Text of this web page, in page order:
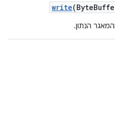
write(Byte
הנתון.